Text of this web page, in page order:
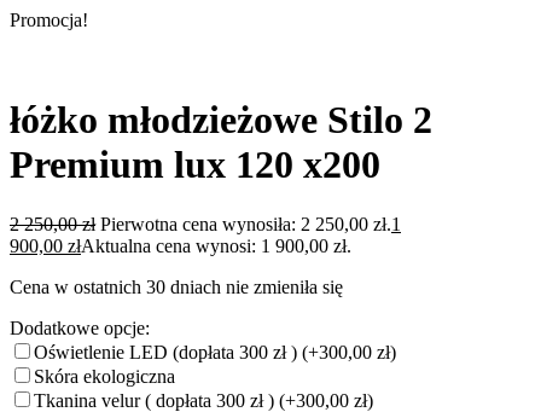
Promocja!
łóżko młodzieżowe Stilo 2
Premium lux 120 x200
2 250,00zł Pierwotna cena wynosiła: 2 250,00 zł.1
900,00 złAktualna cena wynosi: 1 900,00 zł.
Cena w ostatnich 30 dniach nie zmieniła się
Dodatkowe opcje:
Oświetlenie LED (dopłata 300 zł ) (+300,00 zł)
Skóra ekologiczna
Tkanina velur ( dopłata 300 zł ) (+300,00 zł)